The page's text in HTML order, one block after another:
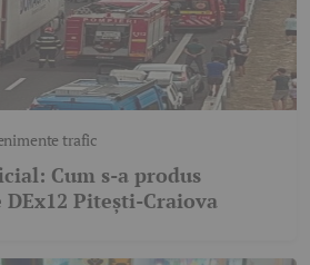
trafic
Cum s-a produs
Pitești-Craiova